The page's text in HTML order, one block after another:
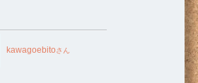
kawagoebitoさん